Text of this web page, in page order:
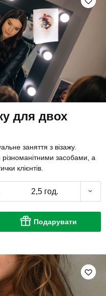
для двох
заняття з візажу.
засобами, а
клієнтів.
2,5 год.
Подарувати